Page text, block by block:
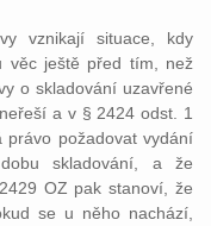
vznikají situace, kdy
věc ještě před tím, než
o skladování uzavřené
a v § 2424 odst. 1
právo požadovat vydání
skladování, a že
OZ pak stanoví, že
se u něho nachází,